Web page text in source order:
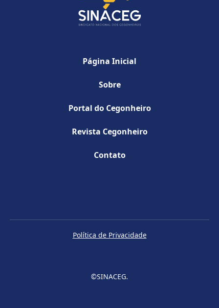
Página Inicial
Sobre
Portal do Cegonheiro
Revista Cegonheiro
Contato
©SINACEG.
Política de Privacidade